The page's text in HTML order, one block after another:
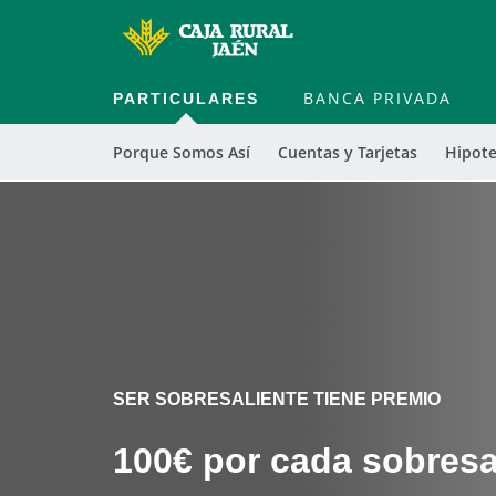
PARTICULARES
Porque Somos Así Cuentas y Tarjetas
BANCA PRIVADA
SER SOBRESALIENTE TIENE PREMIO
100€ por cada